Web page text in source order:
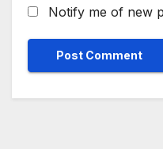
Notify me of new